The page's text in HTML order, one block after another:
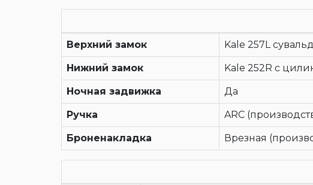
Верхний замок Kale 257L
Нижний замок Kale 252R с
Ночная задвижка Да
Ручка ARC
Броненакладка Врезная